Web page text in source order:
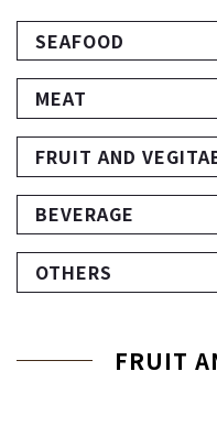
SEAFOOD
MEAT
FRUIT AND
BEVERAGE
OTHERS
FRUIT